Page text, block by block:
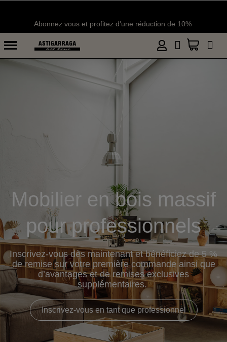
Livraison en une semaine
Abonnez vous et profitez d'une réduction de
Mobilier en bois massif
pour professionnels
Inscrivez-vous dès maintenant et bénéficiez de 5 %
de remise sur votre première commande ainsi que
d’avantages et de remises exclusives
supplémentaires.
Inscrivez-vous en tant que professionnel